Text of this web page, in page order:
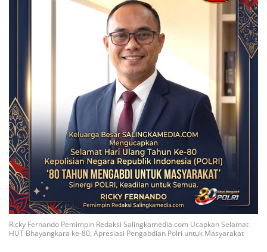
Ricky Fernando Pemimpin Redaksi Salingkamedia.com Ucapkan Selamat
HUT Bhayangkara ke-80, Apresiasi Pengabdian Polri untuk Masyarakat